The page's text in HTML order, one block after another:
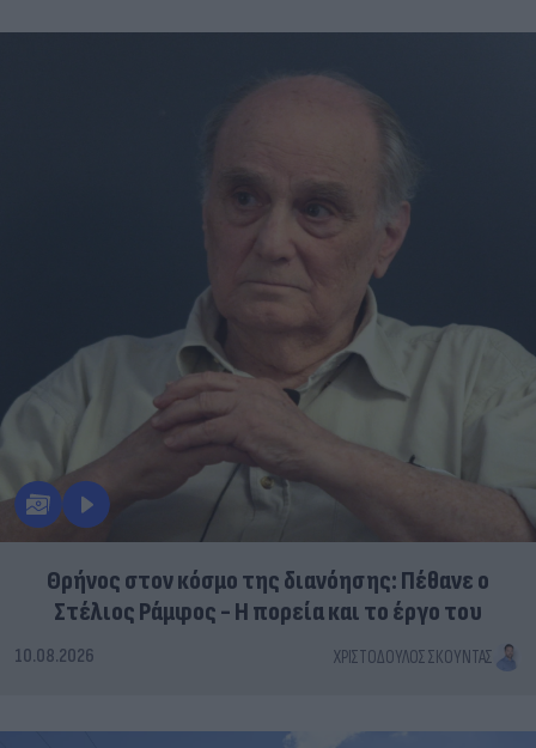
Θρήνος στον κόσμο της διανόησης: Πέθανε ο
Στέλιος Ράμφος - Η πορεία και το έργο του
10.08.2026 ΧΡΙΣΤΌΔΟΥΛΟΣ ΣΚΟΎΝΤΑΣ